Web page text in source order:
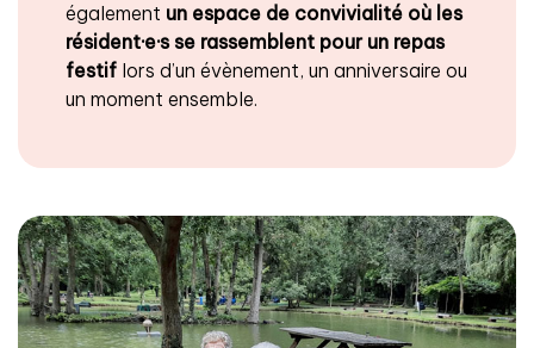
également un espace de convivialité où les
résident·e·s se rassemblent pour un repas
festif lors d’un évènement, un anniversaire ou
un moment ensemble.